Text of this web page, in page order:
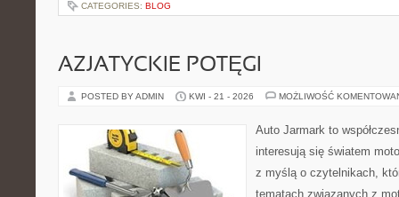
CATEGORIES: BLOG
AZJATYCKIE POTĘGI
POSTED BY ADMIN KWI - 21 - 2026 MOŻLIWOŚĆ
Auto Jarmark to
interesują się światem
z myślą o czytelnikach,
tematach związanych z